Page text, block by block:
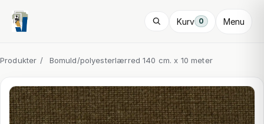
Kurv 0 Menu
Produkter / Bomuld/polyesterlærred 140 cm. x 10 meter